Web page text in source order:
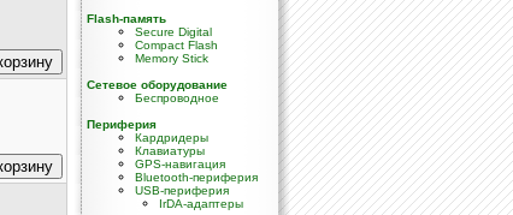
Flash-память
Secure Digital
Compact Flash
Memory Stick
Сетевое оборудование
Беспроводное
Периферия
Кардридеры
Клавиатуры
GPS-навигация
Bluetooth-периферия
USB-периферия
IrDA-адаптеры